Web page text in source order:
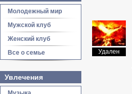
Молодежный мир
Мужской клуб
Женский клуб
Все о семье
Увлечения
Удален